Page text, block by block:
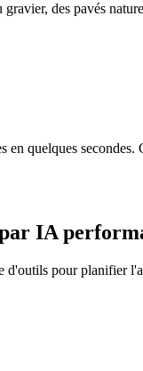
des pavés
quelques
IA
pour planifier